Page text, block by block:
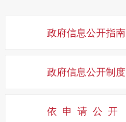
政府信息公开指南
政府信息公开制度
依申请公 开